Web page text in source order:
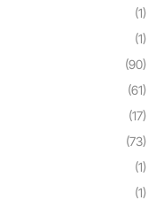
(1)
(1)
(90)
(61)
(17)
(73)
(1)
(1)